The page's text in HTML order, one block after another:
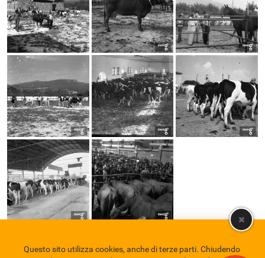
Questo sito utilizza cookies, anche di terze parti. Chiudendo